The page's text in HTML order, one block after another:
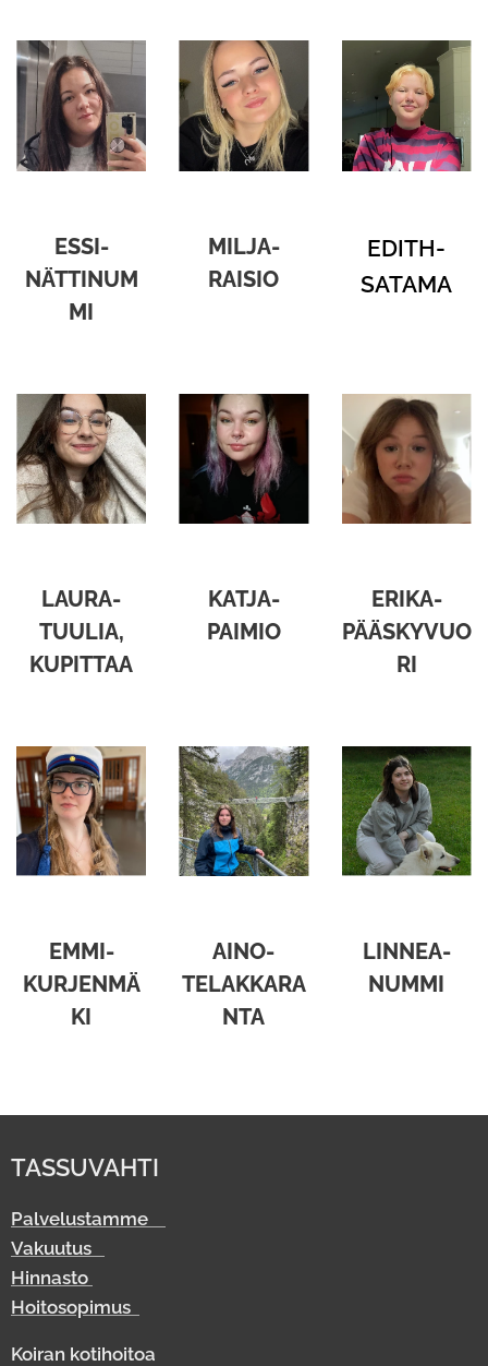
ESSI-
NÄTTINUM
MI
MILJA-
RAISIO
EDITH-
SATAMA
LAURA-
TUULIA,
KUPITTAA
KATJA-
PAIMIO
ERIKA-
PÄÄSKYVUO
RI
EMMI-
KURJENMÄ
KI
AINO-
TELAKKARA
NTA
LINNEA-
NUMMI
TASSUVAHTI
Palvelustamme
Vakuutus
Hinnasto
Hoitosopimus
Koiran kotihoitoa